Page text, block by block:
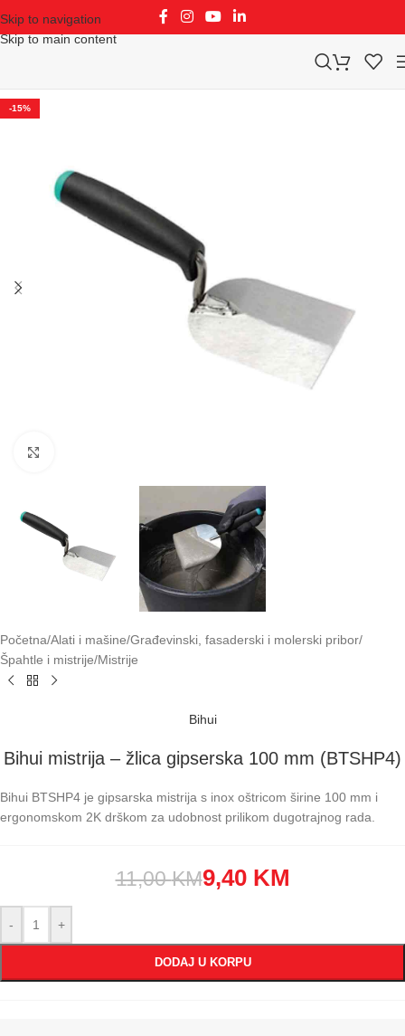
Skip to navigation
Skip to main content
-15%
Početna/Alati i mašine/Građevinski, fasaderski i molerski pribor/
Špahtle i mistrije/Mistrije
Bihui
Bihui mistrija – žlica gipserska 100 mm (BTSHP4)
Bihui BTSHP4 je gipsarska mistrija s inox oštricom širine 100 mm i
ergonomskom 2K drškom za udobnost prilikom dugotrajnog rada.
11,00KM9,40 KM
- +
DODAJ U KORPU